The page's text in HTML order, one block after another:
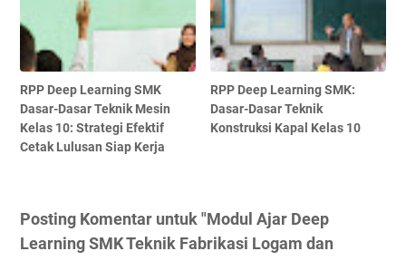
RPP Deep Learning SMK
Dasar-Dasar Teknik Mesin
Kelas 10: Strategi Efektif
Cetak Lulusan Siap Kerja
RPP Deep Learning SMK:
Dasar-Dasar Teknik
Konstruksi Kapal Kelas 10
Posting Komentar untuk "Modul Ajar Deep
Learning SMK Teknik Fabrikasi Logam dan